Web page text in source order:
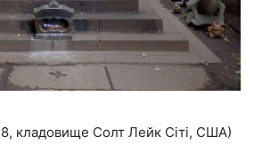
кладовище Солт Лейк Сіті, США)